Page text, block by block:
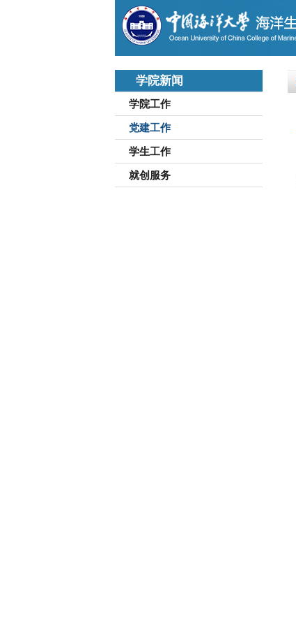
学院新闻
学院工作
党建工作
学生工作
就创服务